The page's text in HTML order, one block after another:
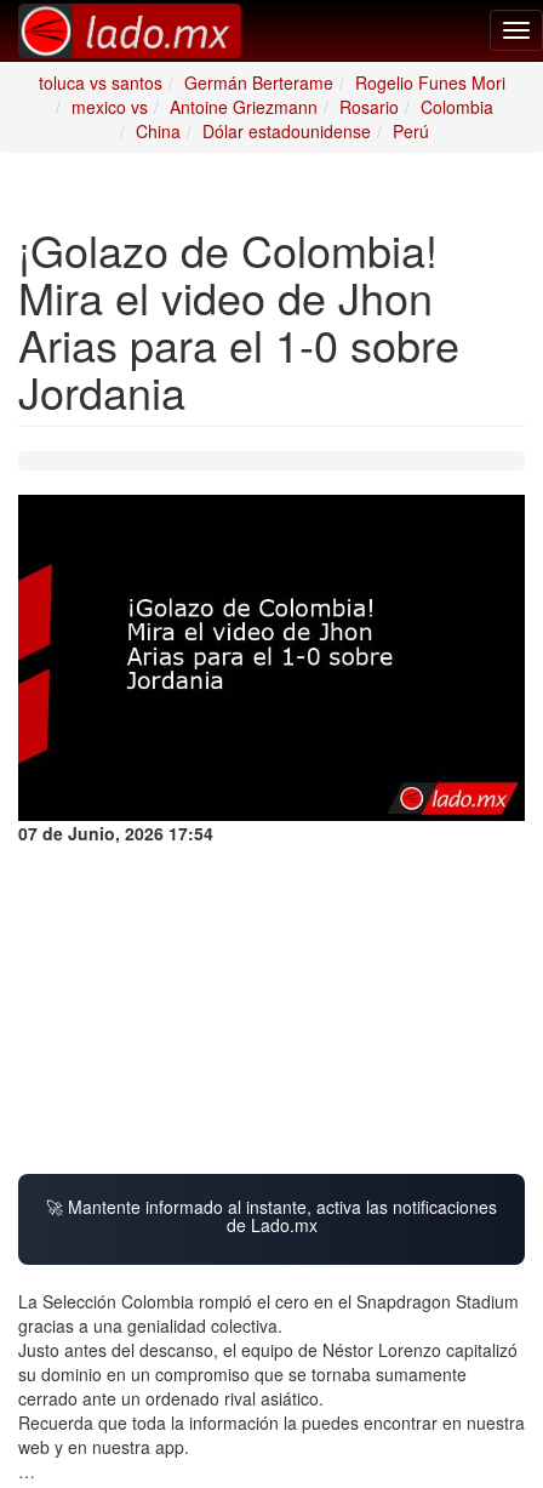
toluca vs santos
Germán Berterame
Rogelio Funes Mori
mexico vs
Antoine Griezmann Rosario
Colombia
China
Dólar estadounidense Perú
¡Golazo de Colombia!
Mira el video de Jhon
Arias para el 1-0 sobre
Jordania
07 de Junio, 2026 17:54
🚀 Mantente informado al instante, activa las notificaciones
de Lado.mx
La Selección Colombia rompió el cero en el Snapdragon Stadium
gracias a una genialidad colectiva.
Justo antes del descanso, el equipo de Néstor Lorenzo capitalizó
su dominio en un compromiso que se tornaba sumamente
cerrado ante un ordenado rival asiático.
Recuerda que toda la información la puedes encontrar en nuestra
web y en nuestra app.
…